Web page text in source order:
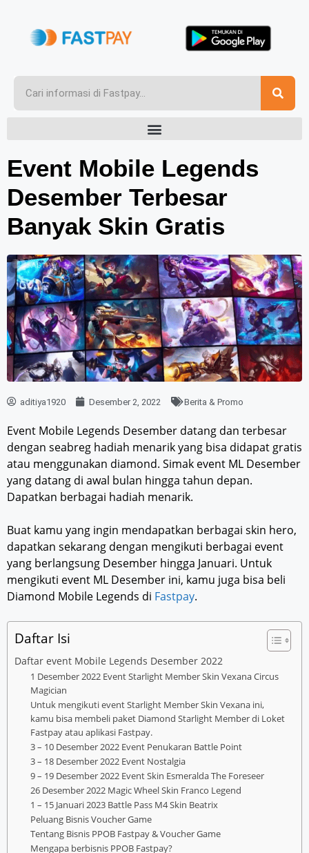
Event Mobile Legends
Desember Terbesar
Banyak Skin Gratis
aditiya1920 Desember 2, 2022 Berita & Promo
Event Mobile Legends Desember datang dan terbesar
dengan seabreg hadiah menarik yang bisa didapat gratis
atau menggunakan diamond. Simak event ML Desember
yang datang di awal bulan hingga tahun depan.
Dapatkan berbagai hadiah menarik.
Buat kamu yang ingin mendapatkan berbagai skin hero,
dapatkan sekarang dengan mengikuti berbagai event
yang berlangsung Desember hingga Januari. Untuk
mengikuti event ML Desember ini, kamu juga bisa beli
Diamond Mobile Legends di Fastpay.
Daftar Isi
Daftar event Mobile Legends Desember 2022
1 Desember 2022 Event Starlight Member Skin Vexana Circus
Magician
Untuk mengikuti event Starlight Member Skin Vexana ini,
kamu bisa membeli paket Diamond Starlight Member di Loket
Fastpay atau aplikasi Fastpay.
3 – 10 Desember 2022 Event Penukaran Battle Point
3 – 18 Desember 2022 Event Nostalgia
9 – 19 Desember 2022 Event Skin Esmeralda The Foreseer
26 Desember 2022 Magic Wheel Skin Franco Legend
1 – 15 Januari 2023 Battle Pass M4 Skin Beatrix
Peluang Bisnis Voucher Game
Tentang Bisnis PPOB Fastpay & Voucher Game
Mengapa berbisnis PPOB Fastpay?